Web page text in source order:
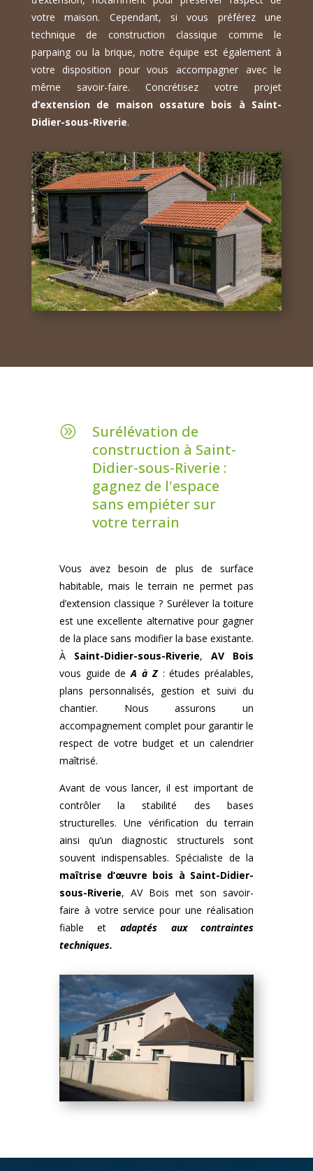
votre maison. Cependant, si vous préférez une
technique de construction classique comme le
parpaing ou la brique, notre équipe est également à
votre disposition pour vous accompagner avec le
même savoir-faire. Concrétisez votre projet
d’extension de maison ossature bois à Saint-
Didier-sous-Riverie.
A
Surélévation de
construction à Saint-
Didier-sous-Riverie :
gagnez de l'espace
sans empiéter sur
votre terrain
Vous avez besoin de plus de surface
habitable, mais le terrain ne permet pas
d’extension classique ? Surélever la toiture
est une excellente alternative pour gagner
de la place sans modifier la base existante.
À Saint-Didier-sous-Riverie,AV Bois
vous guide deA à Z: études préalables,
plans personnalisés, gestion et suivi du
chantier. Nous assurons un
accompagnement complet pour garantir le
respect de votre budget et un calendrier
maîtrisé.
Avant de vous lancer, il est important de
contrôler la stabilité des bases
structurelles. Une vérification du terrain
ainsi qu’un diagnostic structurels sont
souvent indispensables. Spécialiste de la
maîtrise d’œuvre bois à Saint-Didier-
sous-Riverie, AV Bois met son savoir-
faire à votre service pour une réalisation
fiable et adaptés aux contraintes
techniques.